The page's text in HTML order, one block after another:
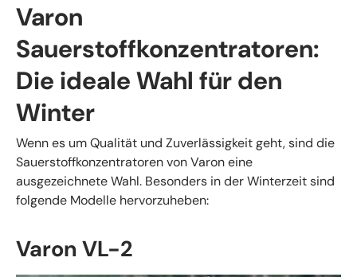
Varon
Sauerstoffkonzentratoren:
Die ideale Wahl für den
Winter
Wenn es um Qualität und Zuverlässigkeit geht, sind die
Sauerstoffkonzentratoren von Varon eine
ausgezeichnete Wahl. Besonders in der Winterzeit sind
folgende Modelle hervorzuheben:
Varon VL-2